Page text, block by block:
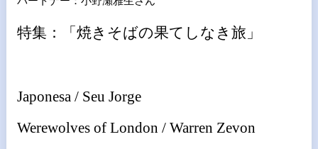
特集：「焼きそばの果てしなき旅」
Japonesa / Seu Jorge
Werewolves of London / Warren Zevon